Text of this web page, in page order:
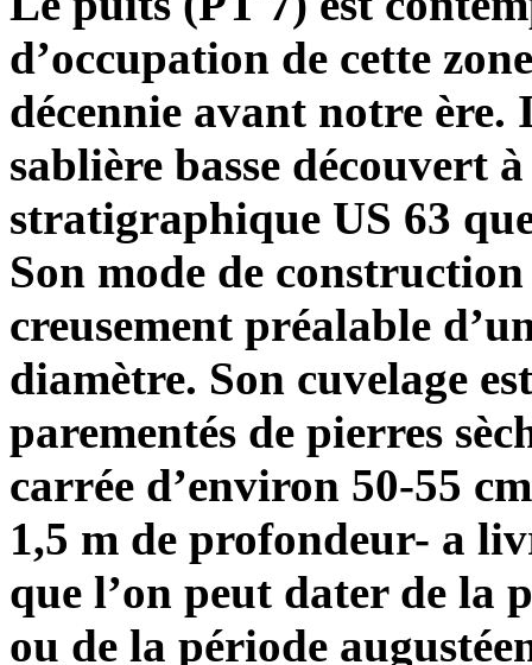
d’occupation de cette
décennie avant notre ère.
sablière basse découvert
stratigraphique US 63
Son mode de
creusement préalable
diamètre. Son cuvelage
parementés de pierres
carrée d’environ 50-55
1,5 m de profondeur- a
que l’on peut dater de la
ou de la période